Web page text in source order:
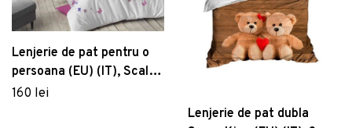
Lenjerie de pat pentru o
persoana (EU) (IT), Scalie,
Victoria, Bumbac
160 lei
Lenjerie de pat dubla